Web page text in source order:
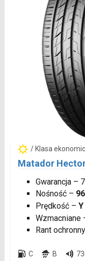
/ Klasa
Matador
Gwarancja –
Nośność – 96
Prędkość – Y
Wzmacniane
Rant
C B